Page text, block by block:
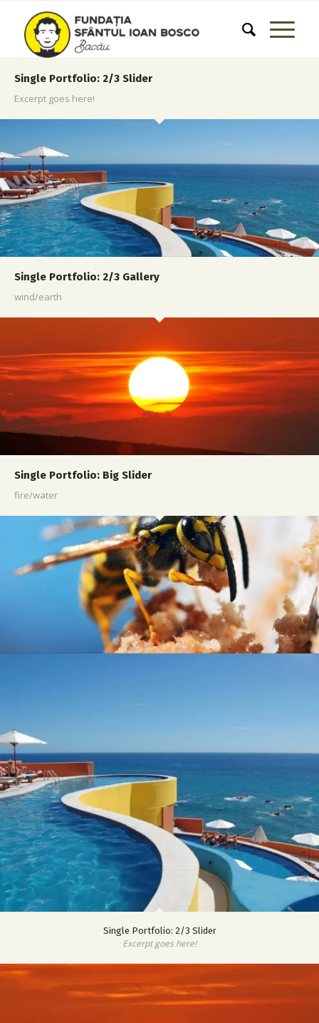
Single Portfolio: 2/3 Slider
Excerpt goes here!
Single Portfolio: 2/3 Gallery
wind/earth
Single Portfolio: Big Slider
fire/water
Single Portfolio: 2/3 Slider
Excerpt goes here!